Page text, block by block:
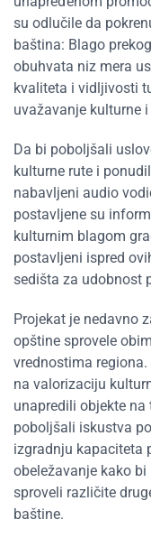
su odlučile da
baština: Blago
obuhvata niz mera
kvaliteta i vidljivosti
uvažavanje kulturne
Da bi poboljšali
kulturne rute i
nabavljeni audio
postavljene su
kulturnim blagom
postavljeni ispred
sedišta za udobnost
Projekat je nedavno
opštine sprovele
vrednostima
na valorizaciju
unapredili objekte
poboljšali iskustva
izgradnju kapaciteta
obeležavanje kako
sproveli različite
baštine.